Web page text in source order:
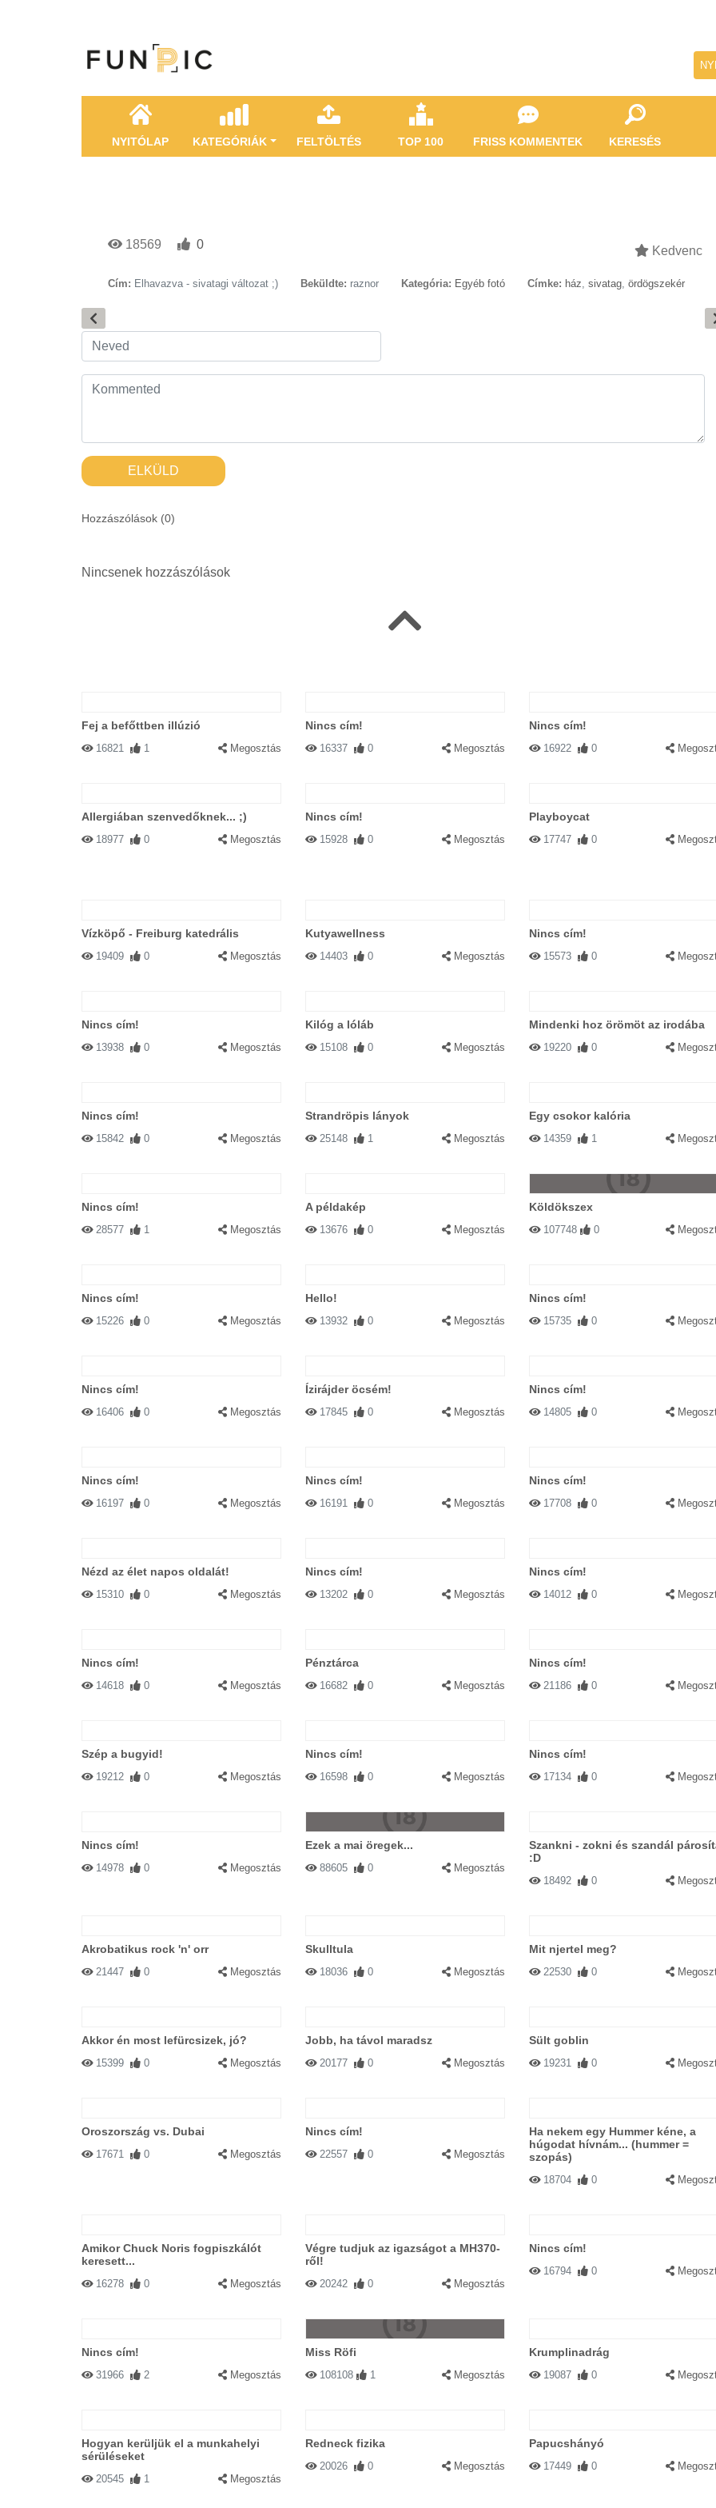
NYITÓLAP KATEGÓRIÁK FELTÖLTÉS TOP 100 FRISS KOMMENTEK KERESÉS
18569 0 Kedvenc
Cím: Elhavazva - sivatagi változat ;) Beküldte: raznor Kategória: Egyéb fotó Címke: ház, sivatag, ördögszekér
ELKÜLD
Hozzászólások (0)
Nincsenek hozzászólások
Fej a befőttben illúzió
16821 1 Megosztás
Nincs cím!
16337 0 Megosztás
Nincs cím!
16922 0
Allergiában szenvedőknek... ;)
18977 0 Megosztás
Nincs cím!
15928 0 Megosztás
Playboycat
17747 0
Vízköpő - Freiburg katedrális
19409 0 Megosztás
Kutyawellness
14403 0 Megosztás
Nincs cím!
15573 0
Nincs cím!
13938 0 Megosztás
Kilóg a lóláb
15108 0 Megosztás
Mindenki hoz örömöt az irodába
19220 0
Nincs cím!
15842 0 Megosztás
Strandröpis lányok
25148 1 Megosztás
Egy csokor kalória
14359 1
Nincs cím!
28577 1 Megosztás
A példakép
13676 0 Megosztás
Köldökszex
107748 0
Nincs cím!
15226 0 Megosztás
Hello!
13932 0 Megosztás
Nincs cím!
15735 0
Nincs cím!
16406 0 Megosztás
Ízirájder öcsém!
17845 0 Megosztás
Nincs cím!
14805 0
Nincs cím!
16197 0 Megosztás
Nincs cím!
16191 0 Megosztás
Nincs cím!
17708 0
Nézd az élet napos oldalát!
15310 0 Megosztás
Nincs cím!
13202 0 Megosztás
Nincs cím!
14012 0
Nincs cím!
14618 0 Megosztás
Pénztárca
16682 0 Megosztás
Nincs cím!
21186 0
Szép a bugyid!
19212 0 Megosztás
Nincs cím!
16598 0 Megosztás
Nincs cím!
17134 0
Nincs cím!
14978 0 Megosztás
Ezek a mai öregek...
88605 0 Megosztás
Szankni - zokni és szandál
:D
18492 0
Akrobatikus rock 'n' orr
21447 0 Megosztás
Skulltula
18036 0 Megosztás
Mit njertel meg?
22530 0
Akkor én most lefürcsizek, jó?
15399 0 Megosztás
Jobb, ha távol maradsz
20177 0 Megosztás
Sült goblin
19231 0
Oroszország vs. Dubai
17671 0 Megosztás
Nincs cím!
22557 0 Megosztás
Ha nekem egy Hummer kéne, a
húgodat hívnám... (hummer =
szopás)
18704 0
Amikor Chuck Noris fogpiszkálót
keresett...
16278 0 Megosztás
Végre tudjuk az igazságot a MH370-
ről!
20242 0 Megosztás
Nincs cím!
16794 0
Nincs cím!
31966 2 Megosztás
Miss Röfi
108108 1 Megosztás
Krumplinadrág
19087 0
Hogyan kerüljük el a munkahelyi
sérüléseket
20545 1 Megosztás
Redneck fizika
20026 0 Megosztás
Papucshányó
17449 0